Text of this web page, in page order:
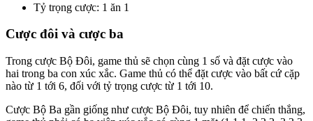
Tỷ trọng cược: 1 ăn 1
Cược đôi và cược ba
Trong cược Bộ Đôi, game thủ sẽ chọn cùng 1 số và đặt cược vào
hai trong ba con xúc xắc. Game thủ có thể đặt cược vào bất cứ cặp
nào từ 1 tới 6, đối với tỷ trọng cược từ 1 tới 10.
Cược Bộ Ba gần giống như cược Bộ Đôi, tuy nhiên để chiến thắng,